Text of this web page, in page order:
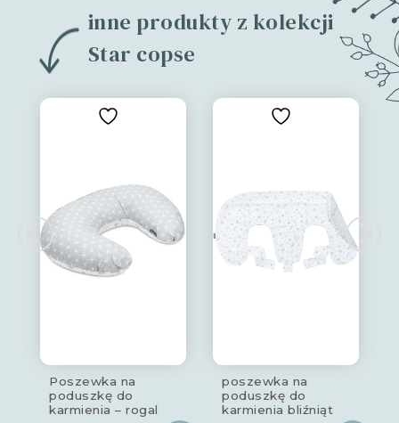
inne produkty z kolekcji
Star copse
Poszewka na
poduszkę do
karmienia – rogal
poszewka na
poduszkę do
karmienia bliźniąt